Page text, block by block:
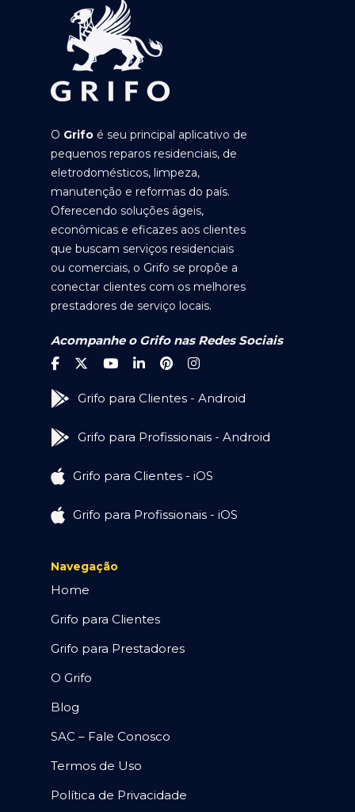
O Grifo é seu principal aplicativo de
pequenos reparos residenciais, de
eletrodomésticos, limpeza,
manutenção e reformas do país.
Oferecendo soluções ágeis,
econômicas e eficazes aos clientes
que buscam serviços residenciais
ou comerciais, o Grifo se propõe a
conectar clientes com os melhores
prestadores de serviço locais.
Acompanhe o Grifo nas Redes Sociais
Grifo para Clientes - Android
Grifo para Profissionais - Android
Grifo para Clientes - iOS
Grifo para Profissionais - iOS
Navegação
Home
Grifo para Clientes
Grifo para Prestadores
O Grifo
Blog
SAC – Fale Conosco
Termos de Uso
Política de Privacidade